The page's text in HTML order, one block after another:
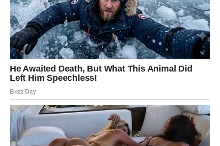
kakvi zaista jesu.
DEVICA
Red se uspostavlja tamo gde je bio haos
Device su dugo pokušavale da sve drže pod kontrolom.
10. januar donosi trenutak kada shvatate da ne morate
sve sami. Pojavljuje se pomoć – kroz osobu, priliku ili
rešenje koje dolazi gotovo magično.